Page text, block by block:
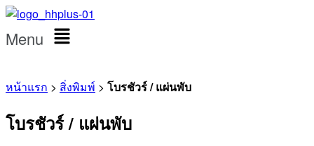
Menu
หน้าแรก > สิ่งพิมพ์ > โบรชัวร์ / แผ่นพับ
โบรชัวร์ / แผ่นพับ